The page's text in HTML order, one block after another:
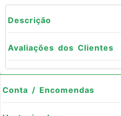
Descrição
Avaliações dos Clientes
Conta / Encomendas